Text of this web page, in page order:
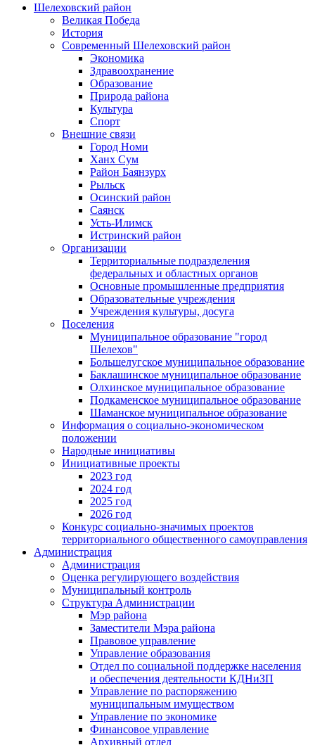
Шелеховский район
Великая Победа
История
Современный Шелеховский район
Экономика
Здравоохранение
Образование
Природа района
Культура
Спорт
Внешние связи
Город Номи
Ханх Сум
Район Баянзурх
Рыльск
Осинский район
Саянск
Усть-Илимск
Истринский район
Организации
Территориальные подразделения
федеральных и областных органов
Основные промышленные предприятия
Образовательные учреждения
Учреждения культуры, досуга
Поселения
Муниципальное образование "город
Шелехов"
Большелугское муниципальное образование
Баклашинское муниципальное образование
Олхинское муниципальное образование
Подкаменское муниципальное образование
Шаманское муниципальное образование
Информация о социально-экономическом
положении
Народные инициативы
Инициативные проекты
2023 год
2024 год
2025 год
2026 год
Конкурс социально-значимых проектов
территориального общественного самоуправления
Администрация
Администрация
Оценка регулирующего воздействия
Муниципальный контроль
Структура Администрации
Мэр района
Заместители Мэра района
Правовое управление
Управление образования
Отдел по социальной поддержке населения
и обеспечения деятельности КДНиЗП
Управление по распоряжению
муниципальным имуществом
Управление по экономике
Финансовое управление
Архивный отдел